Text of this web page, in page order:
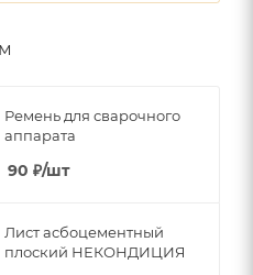
Ремень для сварочного
аппарата
90 ₽/шт
Лист асбоцементный
плоский НЕКОНДИЦИЯ